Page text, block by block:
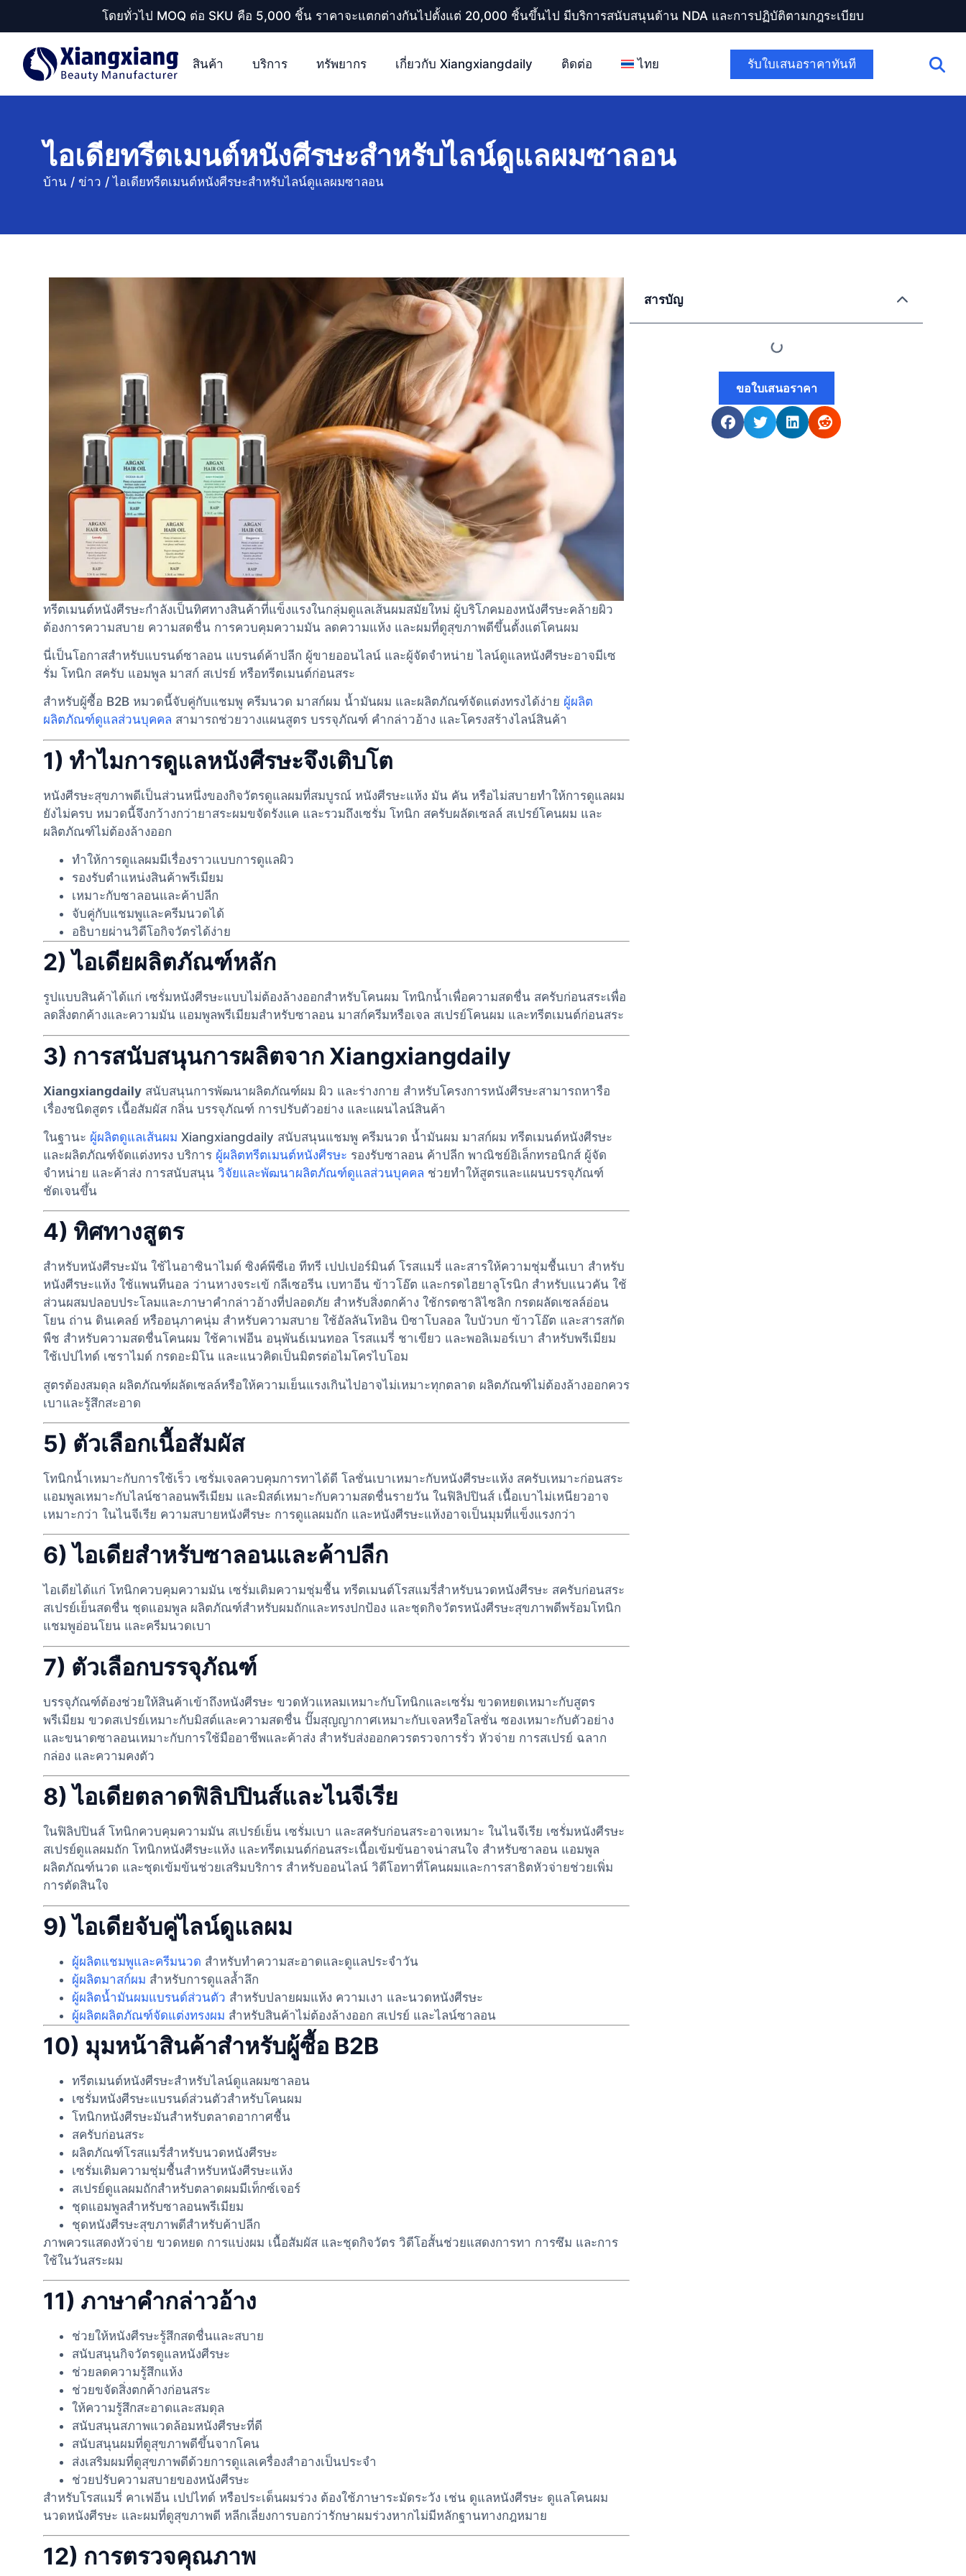
โดยทั่วไป MOQ ต่อ SKU คือ 5,000 ชิ้น ราคาจะแตกต่างกันไปตั้งแต่ 20,000 ชิ้นขึ้นไป มีบริการสนับสนุนด้าน NDA และการปฏิบัติตามกฎระเบียบ
สินค้า บริการ ทรัพยากร เกี่ยวกับ Xiangxiangdaily ติดต่อ ไทย รับใบเสนอราคาทันที
ไอเดียทรีตเมนต์หนังศีรษะสำหรับไลน์ดูแลผมซาลอน
บ้าน / ข่าว /ไอเดียทรีตเมนต์หนังศีรษะสำหรับไลน์ดูแลผมซาลอน
ทรีตเมนต์หนังศีรษะกำลังเป็นทิศทางสินค้าที่แข็งแรงในกลุ่มดูแลเส้นผมสมัยใหม่ ผู้บริโภคมองหนังศีรษะคล้ายผิว
ต้องการความสบาย ความสดชื่น การควบคุมความมัน ลดความแห้ง และผมที่ดูสุขภาพดีขึ้นตั้งแต่โคนผม
นี่เป็นโอกาสสำหรับแบรนด์ซาลอน แบรนด์ค้าปลีก ผู้ขายออนไลน์ และผู้จัดจำหน่าย ไลน์ดูแลหนังศีรษะอาจมีเซ
รั่ม โทนิก สครับ แอมพูล มาสก์ สเปรย์ หรือทรีตเมนต์ก่อนสระ
สำหรับผู้ซื้อ B2B หมวดนี้จับคู่กับแชมพู ครีมนวด มาสก์ผม น้ำมันผม และผลิตภัณฑ์จัดแต่งทรงได้ง่าย ผู้ผลิต
ผลิตภัณฑ์ดูแลส่วนบุคคล สามารถช่วยวางแผนสูตร บรรจุภัณฑ์ คำกล่าวอ้าง และโครงสร้างไลน์สินค้า
1) ทำไมการดูแลหนังศีรษะจึงเติบโต
หนังศีรษะสุขภาพดีเป็นส่วนหนึ่งของกิจวัตรดูแลผมที่สมบูรณ์ หนังศีรษะแห้ง มัน คัน หรือไม่สบายทำให้การดูแลผม
ยังไม่ครบ หมวดนี้จึงกว้างกว่ายาสระผมขจัดรังแค และรวมถึงเซรั่ม โทนิก สครับผลัดเซลล์ สเปรย์โคนผม และ
ผลิตภัณฑ์ไม่ต้องล้างออก
ทำให้การดูแลผมมีเรื่องราวแบบการดูแลผิว
รองรับตำแหน่งสินค้าพรีเมียม
เหมาะกับซาลอนและค้าปลีก
จับคู่กับแชมพูและครีมนวดได้
อธิบายผ่านวิดีโอกิจวัตรได้ง่าย
2) ไอเดียผลิตภัณฑ์หลัก
รูปแบบสินค้าได้แก่ เซรั่มหนังศีรษะแบบไม่ต้องล้างออกสำหรับโคนผม โทนิกน้ำเพื่อความสดชื่น สครับก่อนสระเพื่อ
ลดสิ่งตกค้างและความมัน แอมพูลพรีเมียมสำหรับซาลอน มาสก์ครีมหรือเจล สเปรย์โคนผม และทรีตเมนต์ก่อนสระ
3) การสนับสนุนการผลิตจาก Xiangxiangdaily
Xiangxiangdaily สนับสนุนการพัฒนาผลิตภัณฑ์ผม ผิว และร่างกาย สำหรับโครงการหนังศีรษะสามารถหารือ
เรื่องชนิดสูตร เนื้อสัมผัส กลิ่น บรรจุภัณฑ์ การปรับตัวอย่าง และแผนไลน์สินค้า
ในฐานะ ผู้ผลิตดูแลเส้นผม Xiangxiangdaily สนับสนุนแชมพู ครีมนวด น้ำมันผม มาสก์ผม ทรีตเมนต์หนังศีรษะ
และผลิตภัณฑ์จัดแต่งทรง บริการ ผู้ผลิตทรีตเมนต์หนังศีรษะ รองรับซาลอน ค้าปลีก พาณิชย์อิเล็กทรอนิกส์ ผู้จัด
จำหน่าย และค้าส่ง การสนับสนุน วิจัยและพัฒนาผลิตภัณฑ์ดูแลส่วนบุคคล ช่วยทำให้สูตรและแผนบรรจุภัณฑ์
ชัดเจนขึ้น
4) ทิศทางสูตร
สำหรับหนังศีรษะมัน ใช้ไนอาซินาไมด์ ซิงค์พีซีเอ ทีทรี เปปเปอร์มินต์ โรสแมรี่ และสารให้ความชุ่มชื้นเบา สำหรับ
หนังศีรษะแห้ง ใช้แพนทีนอล ว่านหางจระเข้ กลีเซอรีน เบทาอีน ข้าวโอ๊ต และกรดไฮยาลูโรนิก สำหรับแนวคัน ใช้
ส่วนผสมปลอบประโลมและภาษาคำกล่าวอ้างที่ปลอดภัย สำหรับสิ่งตกค้าง ใช้กรดซาลิไซลิก กรดผลัดเซลล์อ่อน
โยน ถ่าน ดินเคลย์ หรืออนุภาคนุ่ม สำหรับความสบาย ใช้อัลลันโทอิน บิซาโบลอล ใบบัวบก ข้าวโอ๊ต และสารสกัด
พืช สำหรับความสดชื่นโคนผม ใช้คาเฟอีน อนุพันธ์เมนทอล โรสแมรี่ ชาเขียว และพอลิเมอร์เบา สำหรับพรีเมียม
ใช้เปปไทด์ เซราไมด์ กรดอะมิโน และแนวคิดเป็นมิตรต่อไมโครไบโอม
สูตรต้องสมดุล ผลิตภัณฑ์ผลัดเซลล์หรือให้ความเย็นแรงเกินไปอาจไม่เหมาะทุกตลาด ผลิตภัณฑ์ไม่ต้องล้างออกควร
เบาและรู้สึกสะอาด
5) ตัวเลือกเนื้อสัมผัส
โทนิกน้ำเหมาะกับการใช้เร็ว เซรั่มเจลควบคุมการทาได้ดี โลชั่นเบาเหมาะกับหนังศีรษะแห้ง สครับเหมาะก่อนสระ
แอมพูลเหมาะกับไลน์ซาลอนพรีเมียม และมิสต์เหมาะกับความสดชื่นรายวัน ในฟิลิปปินส์ เนื้อเบาไม่เหนียวอาจ
เหมาะกว่า ในไนจีเรีย ความสบายหนังศีรษะ การดูแลผมถัก และหนังศีรษะแห้งอาจเป็นมุมที่แข็งแรงกว่า
6) ไอเดียสำหรับซาลอนและค้าปลีก
ไอเดียได้แก่ โทนิกควบคุมความมัน เซรั่มเติมความชุ่มชื้น ทรีตเมนต์โรสแมรี่สำหรับนวดหนังศีรษะ สครับก่อนสระ
สเปรย์เย็นสดชื่น ชุดแอมพูล ผลิตภัณฑ์สำหรับผมถักและทรงปกป้อง และชุดกิจวัตรหนังศีรษะสุขภาพดีพร้อมโทนิก
แชมพูอ่อนโยน และครีมนวดเบา
7) ตัวเลือกบรรจุภัณฑ์
บรรจุภัณฑ์ต้องช่วยให้สินค้าเข้าถึงหนังศีรษะ ขวดหัวแหลมเหมาะกับโทนิกและเซรั่ม ขวดหยดเหมาะกับสูตร
พรีเมียม ขวดสเปรย์เหมาะกับมิสต์และความสดชื่น ปั๊มสุญญากาศเหมาะกับเจลหรือโลชั่น ซองเหมาะกับตัวอย่าง
และขนาดซาลอนเหมาะกับการใช้มืออาชีพและค้าส่ง สำหรับส่งออกควรตรวจการรั่ว หัวจ่าย การสเปรย์ ฉลาก
กล่อง และความคงตัว
8) ไอเดียตลาดฟิลิปปินส์และไนจีเรีย
ในฟิลิปปินส์ โทนิกควบคุมความมัน สเปรย์เย็น เซรั่มเบา และสครับก่อนสระอาจเหมาะ ในไนจีเรีย เซรั่มหนังศีรษะ
สเปรย์ดูแลผมถัก โทนิกหนังศีรษะแห้ง และทรีตเมนต์ก่อนสระเนื้อเข้มข้นอาจน่าสนใจ สำหรับซาลอน แอมพูล
ผลิตภัณฑ์นวด และชุดเข้มข้นช่วยเสริมบริการ สำหรับออนไลน์ วิดีโอทาที่โคนผมและการสาธิตหัวจ่ายช่วยเพิ่ม
การตัดสินใจ
9) ไอเดียจับคู่ไลน์ดูแลผม
ผู้ผลิตแชมพูและครีมนวด สำหรับทำความสะอาดและดูแลประจำวัน
ผู้ผลิตมาสก์ผม สำหรับการดูแลล้ำลึก
ผู้ผลิตน้ำมันผมแบรนด์ส่วนตัว สำหรับปลายผมแห้ง ความเงา และนวดหนังศีรษะ
ผู้ผลิตผลิตภัณฑ์จัดแต่งทรงผม สำหรับสินค้าไม่ต้องล้างออก สเปรย์ และไลน์ซาลอน
10) มุมหน้าสินค้าสำหรับผู้ซื้อ B2B
ทรีตเมนต์หนังศีรษะสำหรับไลน์ดูแลผมซาลอน
เซรั่มหนังศีรษะแบรนด์ส่วนตัวสำหรับโคนผม
โทนิกหนังศีรษะมันสำหรับตลาดอากาศชื้น
สครับก่อนสระ
ผลิตภัณฑ์โรสแมรี่สำหรับนวดหนังศีรษะ
เซรั่มเติมความชุ่มชื้นสำหรับหนังศีรษะแห้ง
สเปรย์ดูแลผมถักสำหรับตลาดผมมีเท็กซ์เจอร์
ชุดแอมพูลสำหรับซาลอนพรีเมียม
ชุดหนังศีรษะสุขภาพดีสำหรับค้าปลีก
ภาพควรแสดงหัวจ่าย ขวดหยด การแบ่งผม เนื้อสัมผัส และชุดกิจวัตร วิดีโอสั้นช่วยแสดงการทา การซึม และการ
ใช้ในวันสระผม
11) ภาษาคำกล่าวอ้าง
ช่วยให้หนังศีรษะรู้สึกสดชื่นและสบาย
สนับสนุนกิจวัตรดูแลหนังศีรษะ
ช่วยลดความรู้สึกแห้ง
ช่วยขจัดสิ่งตกค้างก่อนสระ
ให้ความรู้สึกสะอาดและสมดุล
สนับสนุนสภาพแวดล้อมหนังศีรษะที่ดี
สนับสนุนผมที่ดูสุขภาพดีขึ้นจากโคน
ส่งเสริมผมที่ดูสุขภาพดีด้วยการดูแลเครื่องสำอางเป็นประจำ
ช่วยปรับความสบายของหนังศีรษะ
สำหรับโรสแมรี่ คาเฟอีน เปปไทด์ หรือประเด็นผมร่วง ต้องใช้ภาษาระมัดระวัง เช่น ดูแลหนังศีรษะ ดูแลโคนผม
นวดหนังศีรษะ และผมที่ดูสุขภาพดี หลีกเลี่ยงการบอกว่ารักษาผมร่วงหากไม่มีหลักฐานทางกฎหมาย
12) การตรวจคุณภาพ
สารบัญ
ขอใบเสนอราคา